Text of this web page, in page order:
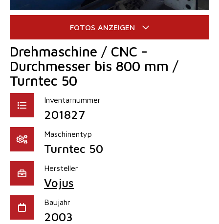
Drehmaschine / CNC -
Durchmesser bis 800 mm /
Turntec 50
Inventarnummer
201827
Maschinentyp
Turntec 50
Hersteller
Vojus
Baujahr
2003